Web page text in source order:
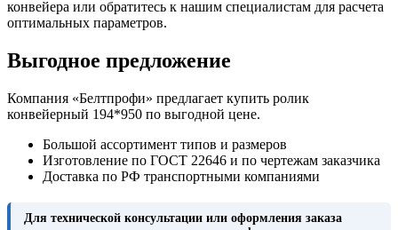
конвейера или обратитесь к нашим специалистам для расчета
оптимальных параметров.
Выгодное предложение
Компания «Белтпрофи» предлагает купить ролик
конвейерный 194*950 по выгодной цене.
Большой ассортимент типов и размеров
Изготовление по ГОСТ 22646 и по чертежам заказчика
Доставка по РФ транспортными компаниями
Для технической консультации или оформления заказа